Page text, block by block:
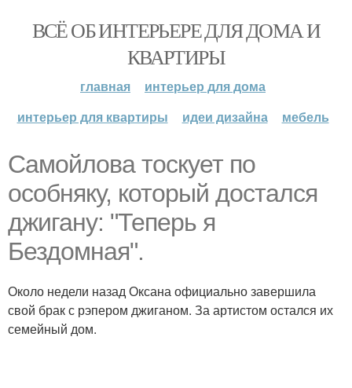
ВСЁ ОБ ИНТЕРЬЕРЕ ДЛЯ ДОМА И
КВАРТИРЫ
главная
интерьер для дома
интерьер для квартиры
идеи дизайна мебель
Самойлова тоскует по
особняку, который достался
джигану: "Теперь я
Бездомная".
Около недели назад Оксана официально завершила
свой брак с рэпером джиганом. За артистом остался их
семейный дом.